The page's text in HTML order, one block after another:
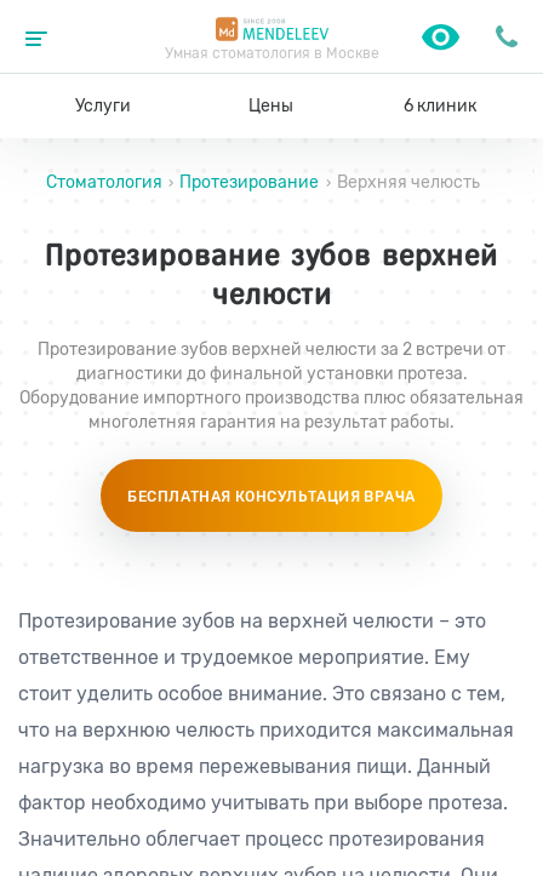
Умная стоматология в Москве
Услуги Цены 6 клиник
Стоматология › Протезирование › Верхняя челюсть
Протезирование зубов верхней
челюсти
Протезирование зубов верхней челюсти за 2 встречи от
диагностики до финальной установки протеза.
Оборудование импортного производства плюс обязательная
многолетняя гарантия на результат работы.
БЕСПЛАТНАЯ КОНСУЛЬТАЦИЯ ВРАЧА
Протезирование зубов на верхней челюсти – это
ответственное и трудоемкое мероприятие. Ему
стоит уделить особое внимание. Это связано с тем,
что на верхнюю челюсть приходится максимальная
нагрузка во время пережевывания пищи. Данный
фактор необходимо учитывать при выборе протеза.
Значительно облегчает процесс протезирования